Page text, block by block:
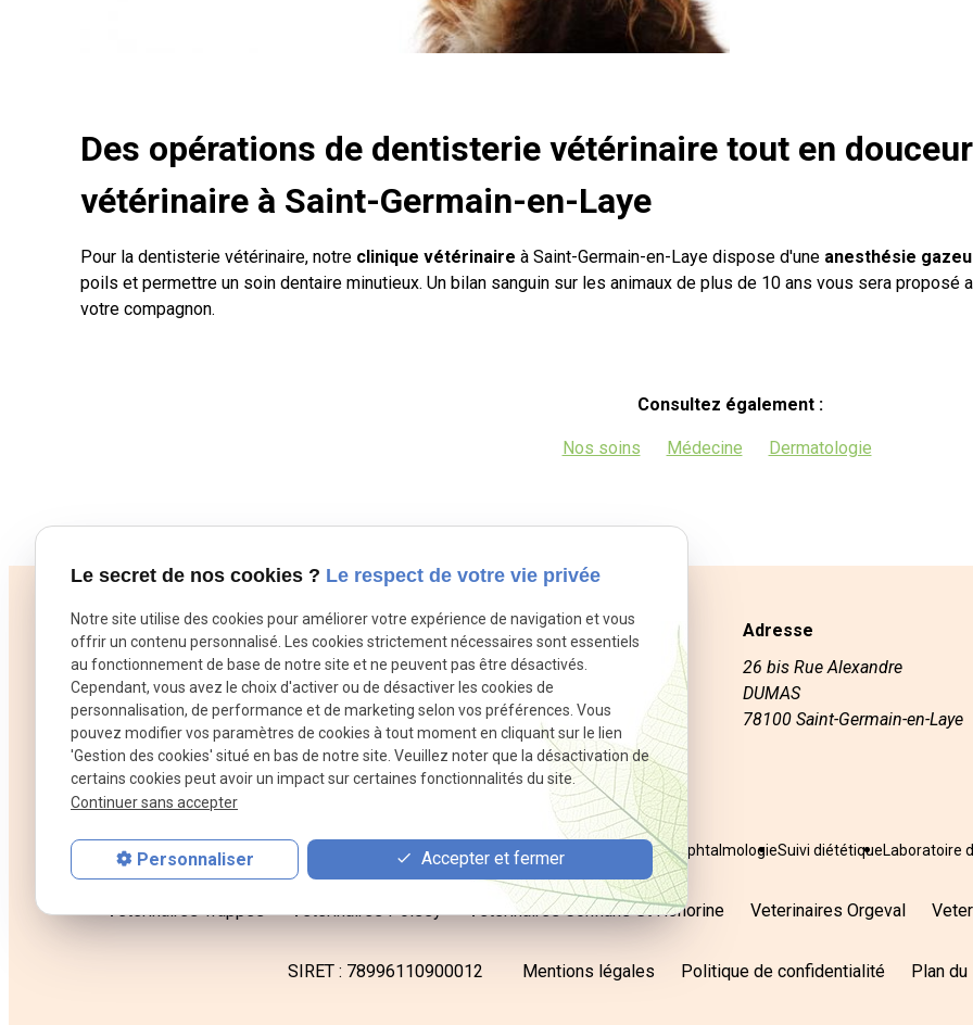
Des opérations de dentisterie vétérinaire tout en
vétérinaire à Saint-Germain-en-Laye
Pour la dentisterie vétérinaire, notre clinique vétérinaire à Saint-Germain-en-Laye dispose d'une anesthésie
poils et permettre un soin dentaire minutieux. Un bilan sanguin sur les animaux de plus de 10 ans vous sera
votre compagnon.
Consultez également :
Nos soins Médecine Dermatologie
Contact
01 34 51 90 03
cliniquedescoquelicots@gmail.com
Adresse
26 bis Rue Alexandre
DUMAS
78100 Saint-Germain-en-Laye
Notre équipe Nos soins Imagerie Chirurgie CardiologieOphtalmologieSuivi diététiqueLaboratoire
Veterinaires Trappes Veterinaires Poissy Veterinaires Conflans St Honorine Veterinaires Orgeval
SIRET : 78996110900012 Mentions légales Politique de confidentialité Plan
Le secret de nos cookies ? Le respect de votre vie privée
Notre site utilise des cookies pour améliorer votre expérience de navigation et vous
offrir un contenu personnalisé. Les cookies strictement nécessaires sont essentiels
au fonctionnement de base de notre site et ne peuvent pas être désactivés.
Cependant, vous avez le choix d'activer ou de désactiver les cookies de
personnalisation, de performance et de marketing selon vos préférences. Vous
pouvez modifier vos paramètres de cookies à tout moment en cliquant sur le lien
'Gestion des cookies' situé en bas de notre site. Veuillez noter que la désactivation de
certains cookies peut avoir un impact sur certaines fonctionnalités du site.
Continuer sans accepter
Personnaliser Accepter et fermer